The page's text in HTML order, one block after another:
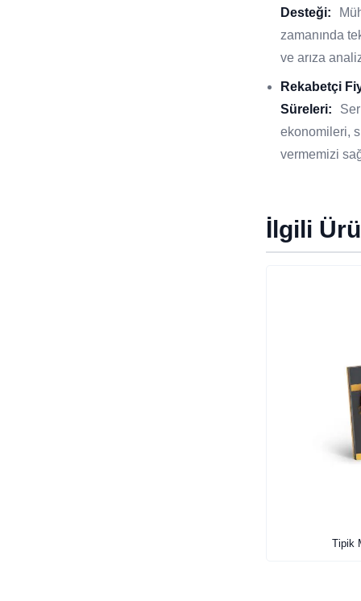
Desteği:
zamanında
ve arıza
Rekabetçi
Süreleri:
ekonomileri,
vermemizi
İlgili
Tipik